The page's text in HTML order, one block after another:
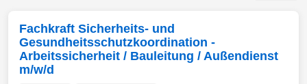
Fachkraft Sicherheits- und
Gesundheitsschutzkoordination -
Arbeitssicherheit / Bauleitung / Außendienst
m/w/d